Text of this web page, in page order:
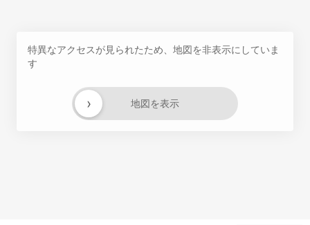
特異なアクセスが見られたため、地図を非表示にしていま
す
地図を表示
›